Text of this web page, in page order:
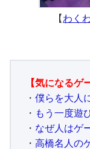
【わく
【気になるゲ
・ 僕らを大人
・ もう一度遊
・ なぜ人はゲ
・ 高橋名人の